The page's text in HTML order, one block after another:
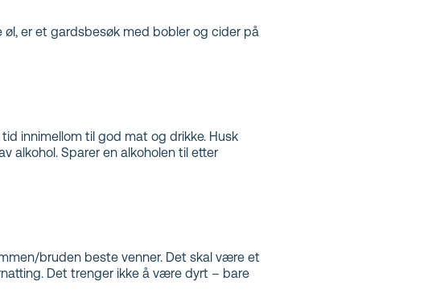
er et gardsbesøk med bobler og cider på
innimellom til god mat og drikke. Husk
alkohol. Sparer en alkoholen til etter
bruden beste venner. Det skal være et
Det trenger ikke å være dyrt – bare